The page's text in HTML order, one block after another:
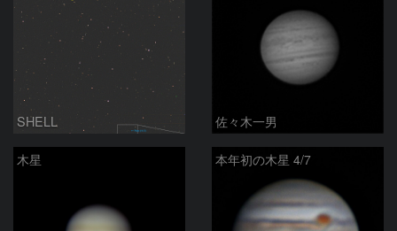
SHELL 佐々木一男
木星 本年初の木星 4/7